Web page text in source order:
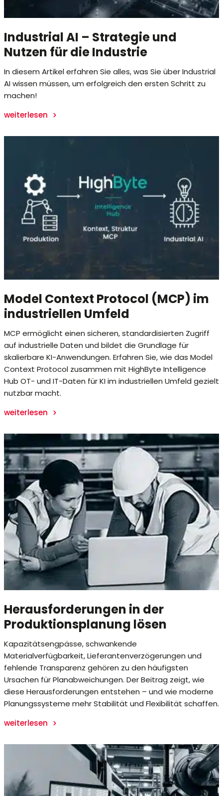
Industrial AI – Strategie und
Nutzen für die Industrie
In diesem Artikel erfahren Sie alles, was Sie über Industrial
AI wissen müssen, um erfolgreich den ersten Schritt zu
machen!
weiterlesen
Model Context Protocol (MCP) im
industriellen Umfeld
MCP ermöglicht einen sicheren, standardisierten Zugriff
auf industrielle Daten und bildet die Grundlage für
skalierbare KI-Anwendungen. Erfahren Sie, wie das Model
Context Protocol zusammen mit HighByte Intelligence
Hub OT- und IT-Daten für KI im industriellen Umfeld gezielt
nutzbar macht.
weiterlesen
Herausforderungen in der
Produktionsplanung lösen
Kapazitätsengpässe, schwankende
Materialverfügbarkeit, Lieferantenverzögerungen und
fehlende Transparenz gehören zu den häufigsten
Ursachen für Planabweichungen. Der Beitrag zeigt, wie
diese Herausforderungen entstehen – und wie moderne
Planungssysteme mehr Stabilität und Flexibilität schaffen.
weiterlesen